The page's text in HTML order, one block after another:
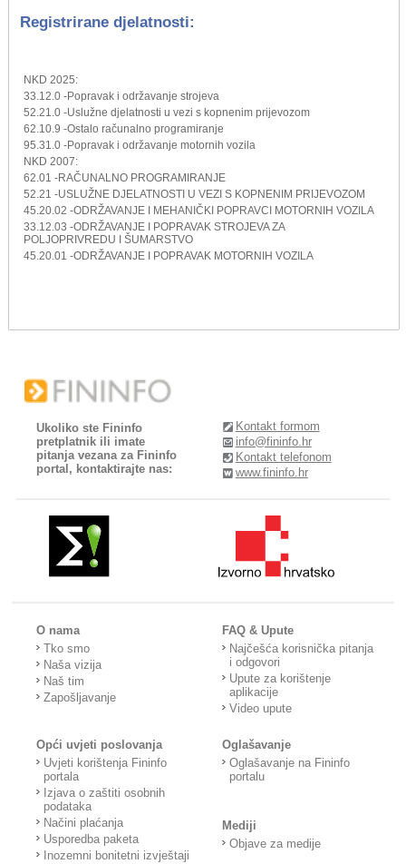
Registrirane djelatnosti:
NKD 2025:
33.12.0 -Popravak i održavanje strojeva
52.21.0 -Uslužne djelatnosti u vezi s kopnenim prijevozom
62.10.9 -Ostalo računalno programiranje
95.31.0 -Popravak i održavanje motornih vozila
NKD 2007:
62.01 -RAČUNALNO PROGRAMIRANJE
52.21 -USLUŽNE DJELATNOSTI U VEZI S KOPNENIM PRIJEVOZOM
45.20.02 -ODRŽAVANJE I MEHANIČKI POPRAVCI MOTORNIH VOZILA
33.12.03 -ODRŽAVANJE I POPRAVAK STROJEVA ZA
POLJOPRIVREDU I ŠUMARSTVO
45.20.01 -ODRŽAVANJE I POPRAVAK MOTORNIH VOZILA
Ukoliko ste Fininfo
pretplatnik ili imate
pitanja vezana za Fininfo
portal, kontaktirajte nas:
Kontakt formom
info@fininfo.hr
Kontakt telefonom
www.fininfo.hr
O nama
Tko smo
Naša vizija
Naš tim
Zapošljavanje
FAQ & Upute
Najčešća korisnička pitanja
i odgovori
Upute za korištenje
aplikacije
Video upute
Opći uvjeti poslovanja
Uvjeti korištenja Fininfo
portala
Izjava o zaštiti osobnih
podataka
Načini plaćanja
Usporedba paketa
Inozemni bonitetni izvještaji
Oglašavanje
Oglašavanje na Fininfo
portalu
Mediji
Objave za medije